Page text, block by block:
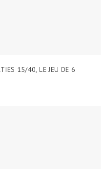
15/40, LE JEU DE 6